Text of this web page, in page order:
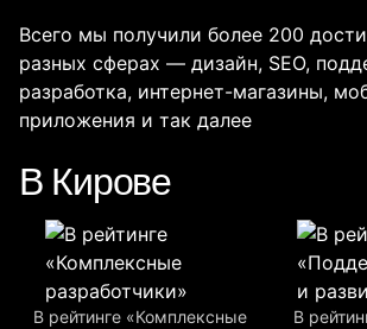
Всего мы получили более 200
разных сферах — дизайн, SEO,
разработка, интернет-магазины,
приложения и так далее
В Кирове
В рейтинге «Комплексные
В